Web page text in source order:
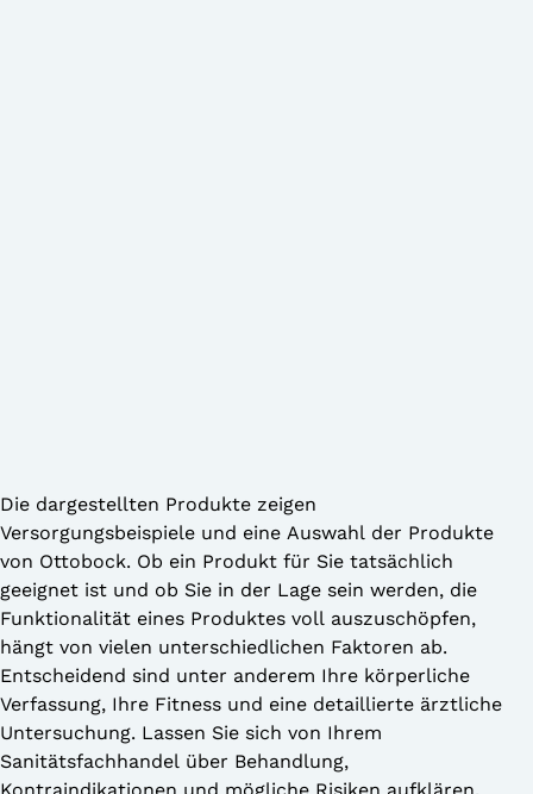
Die dargestellten Produkte zeigen
Versorgungsbeispiele und eine Auswahl der Produkte
von Ottobock. Ob ein Produkt für Sie tatsächlich
geeignet ist und ob Sie in der Lage sein werden, die
Funktionalität eines Produktes voll auszuschöpfen,
hängt von vielen unterschiedlichen Faktoren ab.
Entscheidend sind unter anderem Ihre körperliche
Verfassung, Ihre Fitness und eine detaillierte ärztliche
Untersuchung. Lassen Sie sich von Ihrem
Sanitätsfachhandel über Behandlung,